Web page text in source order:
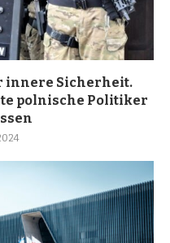
innere Sicherheit.
polnische Politiker